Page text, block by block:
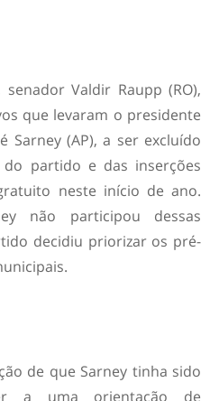
Valdir Raupp (RO),
que levaram o presidente
Sarney (AP), a ser excluído
partido e das inserções
neste início de ano.
não participou dessas
decidiu priorizar os pré-
de que Sarney tinha sido
a uma orientação de